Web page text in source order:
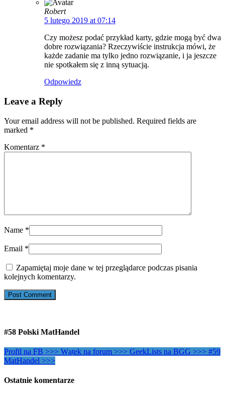
Robert
5 lutego 2019 at 07:14
Czy możesz podać przykład karty, gdzie mogą być dwa
dobre rozwiązania? Rzeczywiście instrukcja mówi, że
każde zadanie ma tylko jedno rozwiązanie, i ja jeszcze
nie spotkałem się z inną sytuacją.
Odpowiedz
Leave a Reply
Your email address will not be published. Required fields are
marked *
Komentarz *
Name *
Email *
Zapamiętaj moje dane w tej przeglądarce podczas pisania
kolejnych komentarzy.
#58 Polski MatHandel
Profil na FB >>> Wątek na forum >>> GeekLists na BGG >>> #59
MatHandel >>>
Ostatnie komentarze